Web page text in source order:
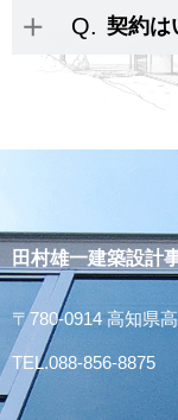
Q. 契約は
田村雄一建築設計
〒780-0914 高知県
TEL.088-856-8875